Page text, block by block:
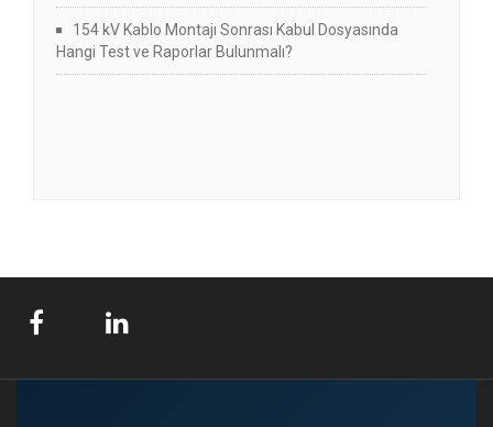
154 kV Kablo Montajı Sonrası Kabul Dosyasında
Hangi Test ve Raporlar Bulunmalı?